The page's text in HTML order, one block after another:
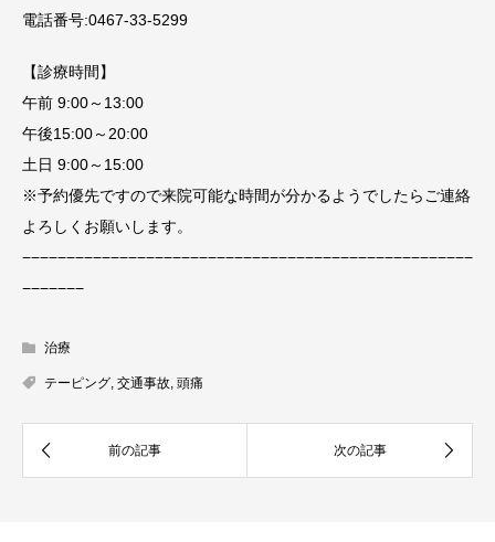
電話番号:0467-33-5299
【診療時間】
午前 9:00～13:00
午後15:00～20:00
土日 9:00～15:00
※予約優先ですので来院可能な時間が分かるようでしたらご連絡
よろしくお願いします。
−−−−−−−−−−−−−−−−−−−−−−−−−−−−−−−−−−−−−−−−−−−−−−−−−−−
−−−−−−−
治療
テーピング, 交通事故, 頭痛